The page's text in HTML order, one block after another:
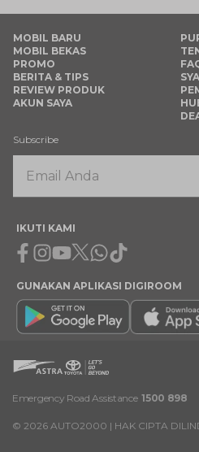
MOBIL BARU
MOBIL BEKAS
PROMO
BERITA & TIPS
REVIEW PRODUK
AKUN SAYA
Subscribe
IKUTI KAMI
Facebook
Instagram
Youtube
X Whatsapp
Tiktok
GUNAKAN APLIKASI DIGIROOM
Emergency Road Assistance 1500 898
© 2026 AUTO2000 | HAK CIPTA